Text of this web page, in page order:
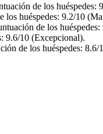
de los huéspedes:
los huéspedes: 9.2/10
de los
9.6/10 (Excepcional).
de los huéspedes: 8.6/